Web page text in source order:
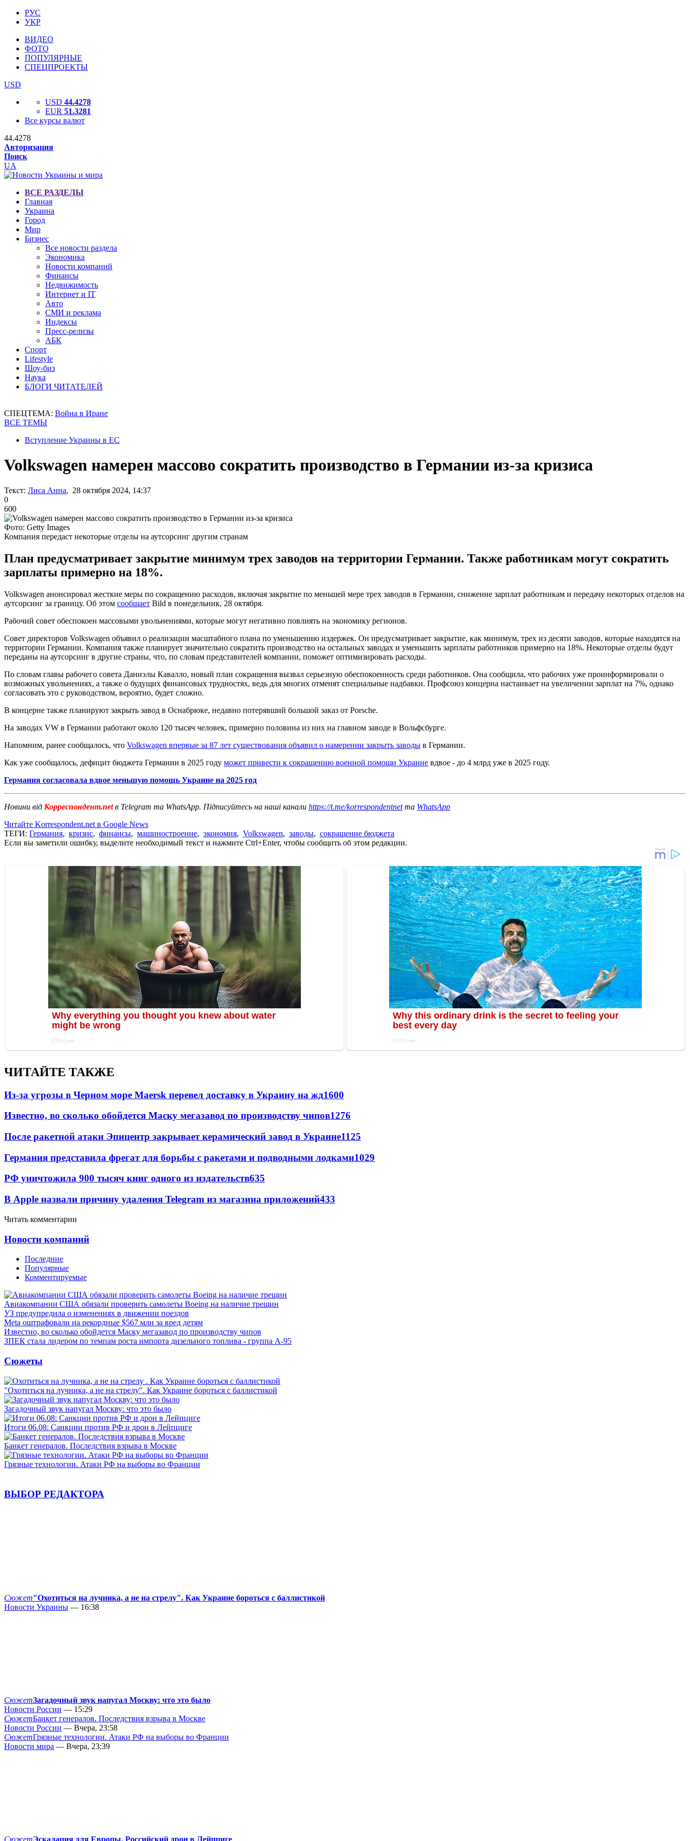
РУС
УКР
ВИДЕО
ФОТО
ПОПУЛЯРНЫЕ
СПЕЦПРОЕКТЫ
USD
USD 44.4278
EUR 51.3281
Все курсы валют
44.4278
Авторизация
Поиск
UA
ВСЕ РАЗДЕЛЫ
Главная
Украина
Город
Мир
Бизнес
Все новости раздела
Экономика
Новости компаний
Финансы
Недвижимость
Интернет и IT
Авто
СМИ и реклама
Индексы
Пресс-релизы
АБК
Спорт
Lifestyle
Шоу-биз
Наука
БЛОГИ ЧИТАТЕЛЕЙ
СПЕЦТЕМА: Война в Иране
ВСЕ ТЕМЫ
Вступление Украины в ЕС
Volkswagen намерен массово сократить производство в Германии из-за кризиса
Текст: Лиса Анна, 28 октября 2024, 14:37
0
600
Фото: Getty Images
Компания передаст некоторые отделы на аутсорсинг другим странам
План предусматривает закрытие минимум трех заводов на территории Германии. Также работникам могут сократить
зарплаты примерно на 18%.
Volkswagen анонсировал жесткие меры по сокращению расходов, включая закрытие по меньшей мере трех заводов в Германии, снижение зарплат работникам и передачу некоторых отделов на
аутсорсинг за границу. Об этом сообщает Bild в понедельник, 28 октября.
Рабочий совет обеспокоен массовыми увольнениями, которые могут негативно повлиять на экономику регионов.
Совет директоров Volkswagen объявил о реализации масштабного плана по уменьшению издержек. Он предусматривает закрытие, как минимум, трех из десяти заводов, которые находятся на
территории Германии. Компания также планирует значительно сократить производство на остальных заводах и уменьшить зарплаты работников примерно на 18%. Некоторые отделы будут
переданы на аутсорсинг в другие страны, что, по словам представителей компании, поможет оптимизировать расходы.
По словам главы рабочего совета Даниэлы Кавалло, новый план сокращения вызвал серьезную обеспокоенность среди работников. Она сообщила, что рабочих уже проинформировали о
возможных увольнениях, а также о будущих финансовых трудностях, ведь для многих отменят специальные надбавки. Профсоюз концерна настаивает на увеличении зарплат на 7%, однако
согласовать это с руководством, вероятно, будет сложно.
В концерне также планируют закрыть завод в Оснабрюке, недавно потерявший большой заказ от Porsche.
На заводах VW в Германии работают около 120 тысяч человек, примерно половина из них на главном заводе в Вольфсбурге.
Напомним, ранее сообщалось, что Volkswagen впервые за 87 лет существования объявил о намерении закрыть заводы в Германии.
Как уже сообщалось, дефицит бюджета Германии в 2025 году может привести к сокращению военной помощи Украине вдвое - до 4 млрд уже в 2025 году.
Германия согласовала вдвое меньшую помощь Украине на 2025 год
Новини від Корреспондент.netв Telegram та WhatsApp. Підписуйтесь на наші канали https://t.me/korrespondentnetта WhatsApp
Читайте Korrespondent.net в Google News
ТЕГИ: Германия, кризис, финансы, машиностроение, экономия, Volkswagen, заводы, сокращение бюджета
Если вы заметили ошибку, выделите необходимый текст и нажмите Ctrl+Enter, чтобы сообщить об этом редакции.
ЧИТАЙТЕ ТАКЖЕ
Из-за угрозы в Черном море Maersk перевел доставку в Украину на жд1600
Известно, во сколько обойдется Маску мегазавод по производству чипов1276
После ракетной атаки Эпицентр закрывает керамический завод в Украине1125
Германия представила фрегат для борьбы с ракетами и подводными лодками1029
РФ уничтожила 900 тысяч книг одного из издательств635
В Apple назвали причину удаления Telegram из магазина приложений433
Читать комментарии
Новости компаний
Последние
Популярные
Комментируемые
Авиакомпании США обязали проверить самолеты Boeing на наличие трещин
УЗ предупредила о изменениях в движении поездов
Meta оштрафовали на рекордные $567 млн за вред детям
Известно, во сколько обойдется Маску мегазавод по производству чипов
ЗПЕК стала лидером по темпам роста импорта дизельного топлива - группа А-95
Сюжеты
"Охотиться на лучника, а не на стрелу". Как Украине бороться с баллистикой
Загадочный звук напугал Москву: что это было
Итоги 06.08: Санкции против РФ и дрон в Лейпциге
Банкет генералов. Последствия взрыва в Москве
Грязные технологии. Атаки РФ на выборы во Франции
ВЫБОР РЕДАКТОРА
Сюжет"Охотиться на лучника, а не на стрелу". Как Украине бороться с баллистикой
Новости Украины — 16:38
СюжетЗагадочный звук напугал Москву: что это было
Новости России — 15:29
СюжетБанкет генералов. Последствия взрыва в Москве
Новости России — Вчера, 23:58
СюжетГрязные технологии. Атаки РФ на выборы во Франции
Новости мира — Вчера, 23:39